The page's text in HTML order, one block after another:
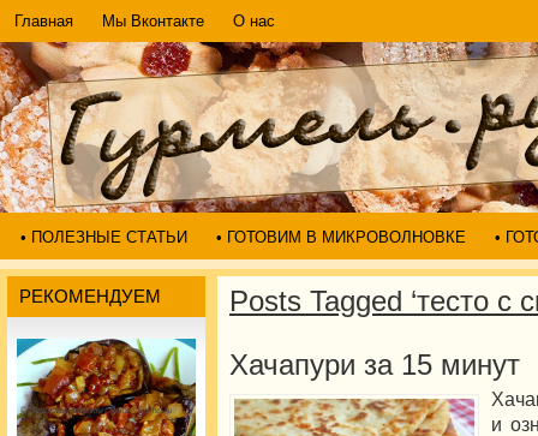
Главная Мы Вконтакте О нас
• ПОЛЕЗНЫЕ СТАТЬИ • ГОТОВИМ В МИКРОВОЛНОВКЕ •
РЕКОМЕНДУЕМ
Posts Tagged ‘тесто с
Хачапури за 15 минут
и